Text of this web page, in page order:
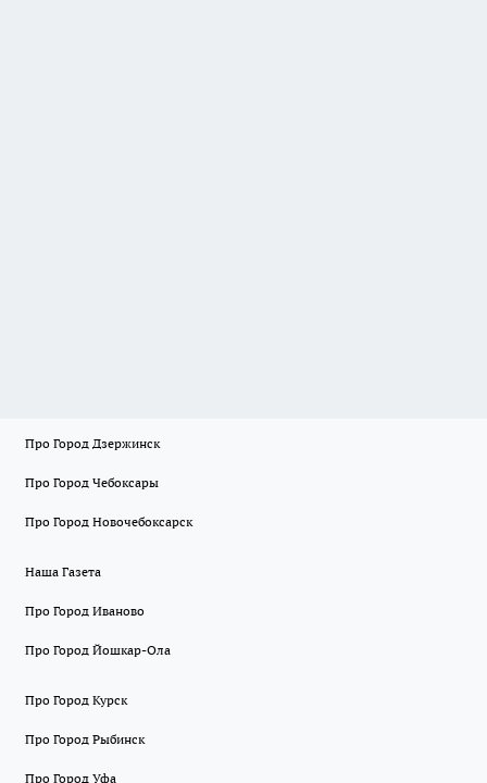
Про Город Дзержинск
Про Город Чебоксары
Про Город Новочебоксарск
Наша Газета
Про Город Иваново
Про Город Йошкар-Ола
Про Город Курск
Про Город Рыбинск
Про Город Уфа